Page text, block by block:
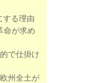
する理由
命が求め
で仕掛け
州全土が